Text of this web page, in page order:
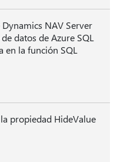
NAV Server
datos de Azure SQL
en la función SQL
propiedad HideValue